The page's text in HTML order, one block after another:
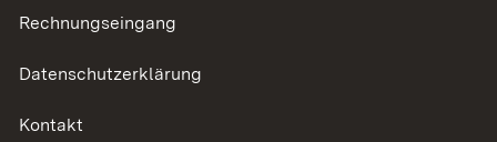
Rechnungseingang
Datenschutzerklärung
Kontakt